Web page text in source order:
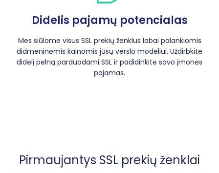
Didelis pajamų potencialas
Mes siūlome visus SSL prekių ženklus labai palankiomis
didmeninėmis kainomis jūsų verslo modeliui. Uždirbkite
didelį pelną parduodami SSL ir padidinkite savo įmonės
pajamas.
Pirmaujantys SSL prekių ženklai